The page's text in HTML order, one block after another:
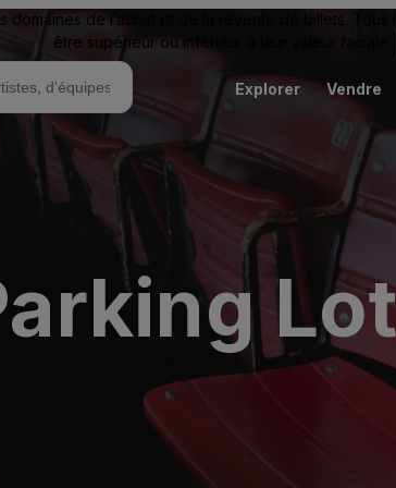
domaines de l’achat et de la revente de billets.
être supérieur ou inférieur à leur valeur faciale.
Explorer Vendre